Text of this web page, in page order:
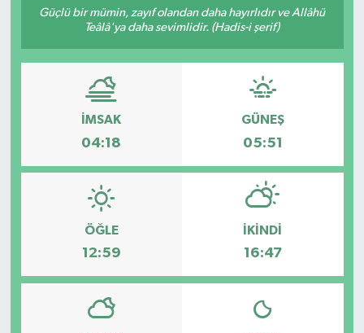
Güçlü bir mümin, zayıf olandan daha hayırlıdır ve Allâhü
Teâlâ'ya daha sevimlidir. (Hadis-i şerif)
İMSAK
04:18
GÜNEŞ
05:51
ÖĞLE
12:59
İKINDI
16:47
Resmi İlanlar